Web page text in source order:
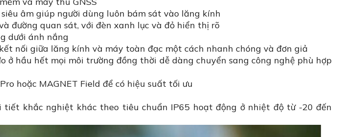
âm giúp người dùng luôn bám sát vào lăng kính
đường quan sát, với đèn xanh lục và đỏ hiển thị rõ
dưới ánh nắng
nối giữa lăng kính và máy toàn đạc một cách nhanh chóng và đơn giả
ở hầu hết mọi môi trường đồng thời dễ dàng chuyển sang công nghệ phù hợp
hoặc MAGNET Field để có hiệu suất tối ưu
tiết khắc nghiệt khác theo tiêu chuẩn IP65 hoạt động ở nhiệt độ từ -20 đến